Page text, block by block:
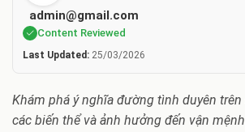
admin@gmail.com
Content Reviewed
Last Updated: 25/03/2026
Khám phá ý nghĩa đường tình duyên trên
các biến thể và ảnh hưởng đến vận